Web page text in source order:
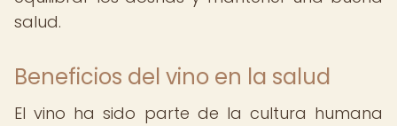
salud.
Beneficios del vino en la salud
El vino ha sido parte de la cultura humana